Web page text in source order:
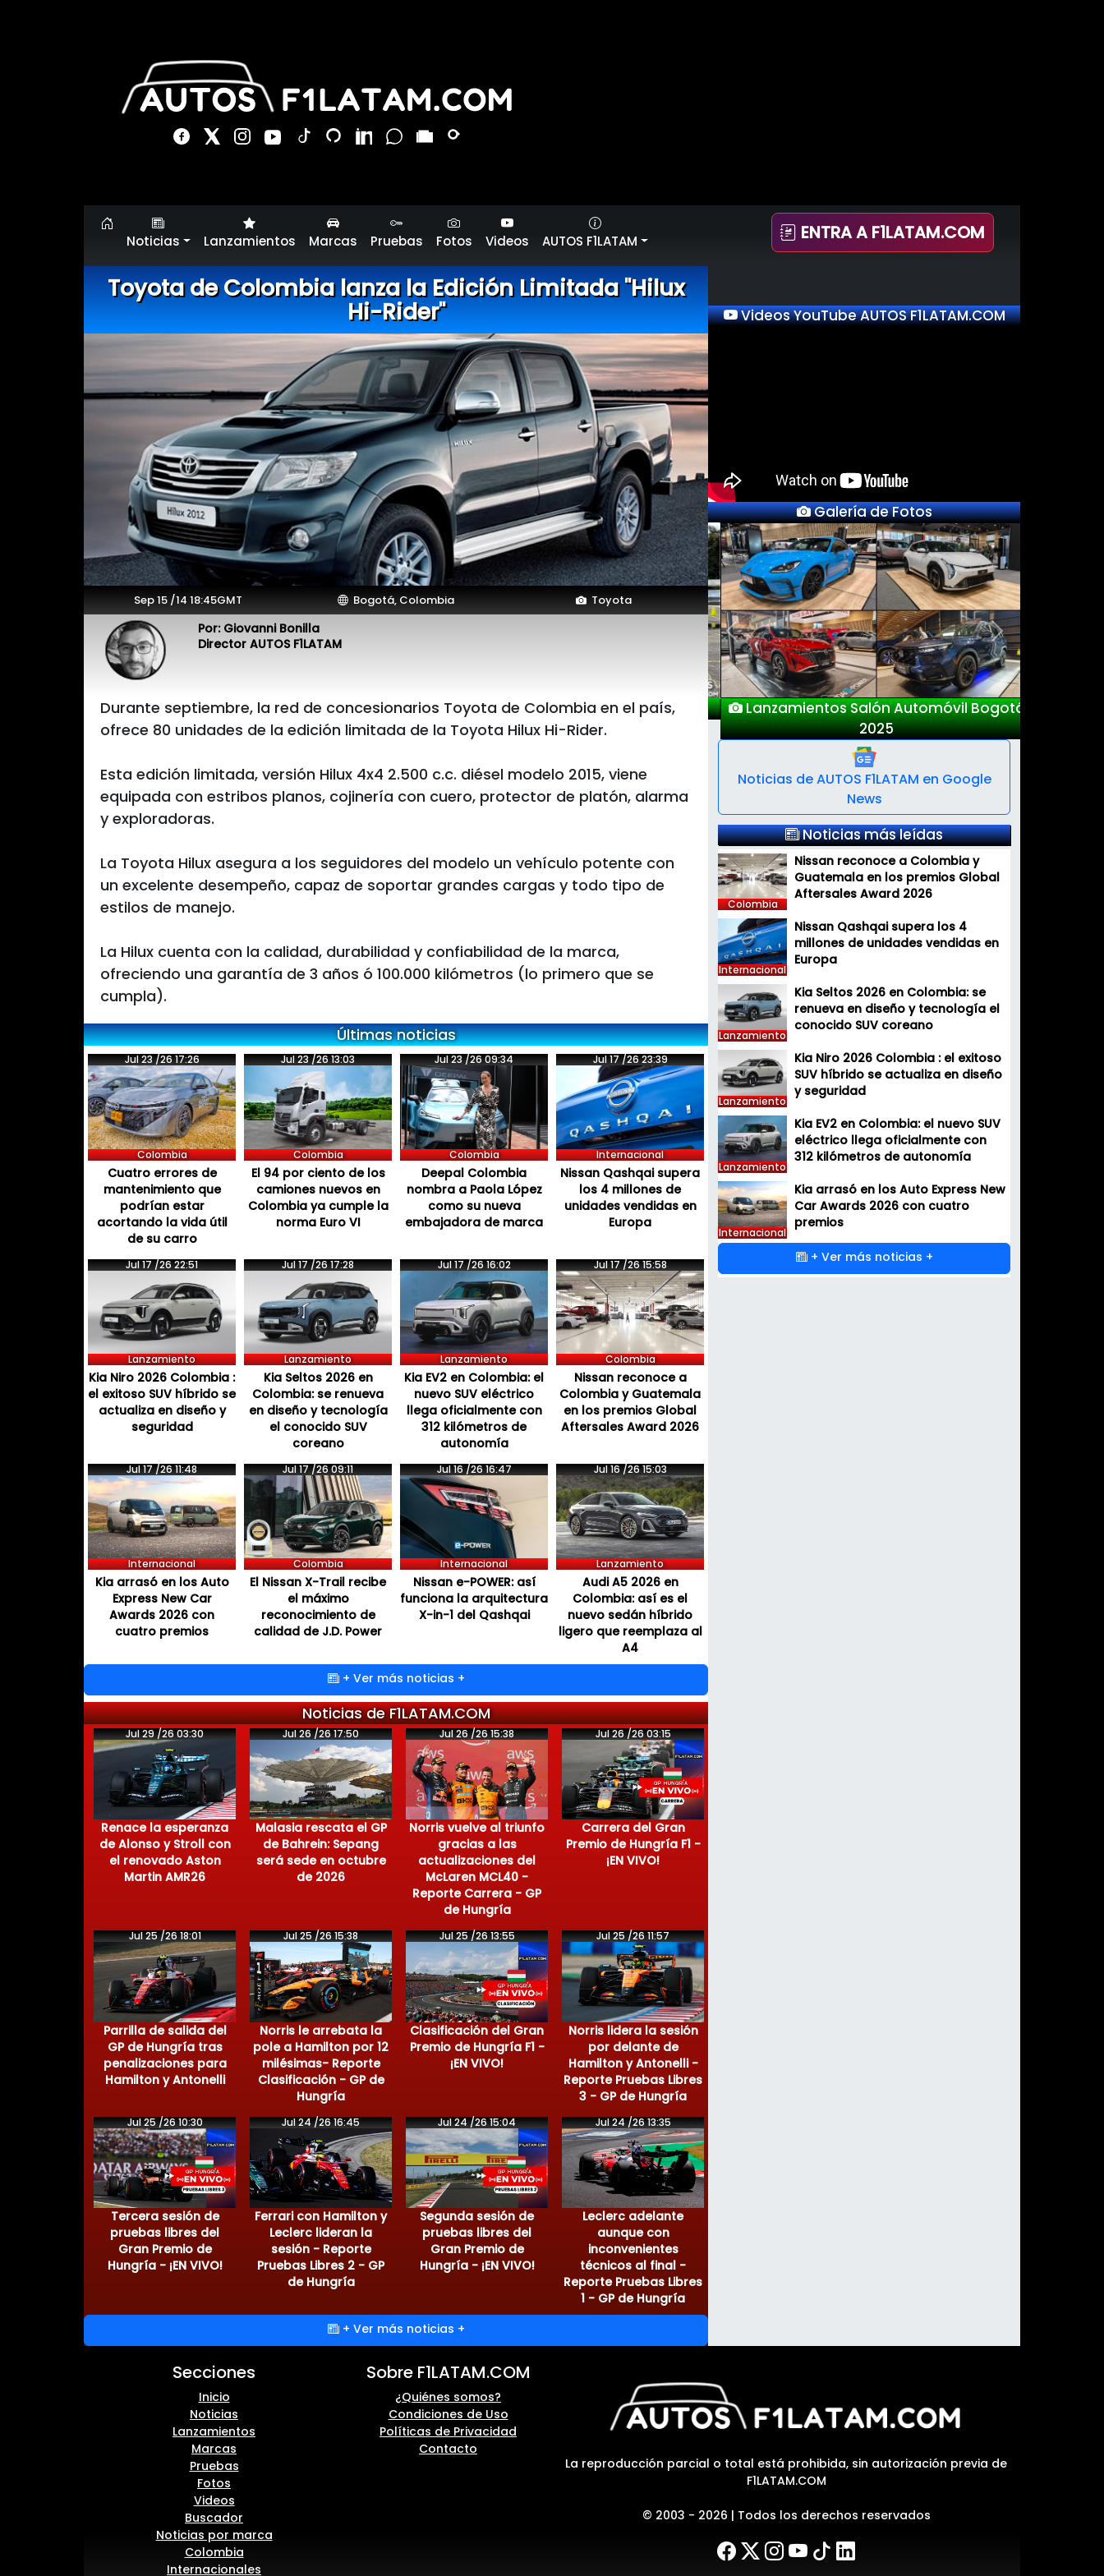
Noticias Lanzamientos Marcas Pruebas Fotos Videos AUTOS F1LATAM ENTRA A F1LATAM.COM
Toyota de Colombia lanza la Edición Limitada "Hilux
Hi-Rider"
Sep 15 /14 18:45GMT Bogotá, Colombia Toyota
Por: Giovanni Bonilla
Director AUTOS F1LATAM
Durante septiembre, la red de concesionarios Toyota de Colombia en el país,
ofrece 80 unidades de la edición limitada de la Toyota Hilux Hi-Rider.
Esta edición limitada, versión Hilux 4x4 2.500 c.c. diésel modelo 2015, viene
equipada con estribos planos, cojinería con cuero, protector de platón, alarma
y exploradoras.
La Toyota Hilux asegura a los seguidores del modelo un vehículo potente con
un excelente desempeño, capaz de soportar grandes cargas y todo tipo de
estilos de manejo.
La Hilux cuenta con la calidad, durabilidad y confiabilidad de la marca,
ofreciendo una garantía de 3 años ó 100.000 kilómetros (lo primero que se
cumpla).
Últimas noticias
Jul 23 /26 17:26
Colombia
Cuatro errores de
mantenimiento que
podrían estar
acortando la vida útil
de su carro
Jul 23 /26 13:03
Colombia
El 94 por ciento de los
camiones nuevos en
Colombia ya cumple la
norma Euro VI
Jul 23 /26 09:34
Colombia
Deepal Colombia
nombra a Paola López
como su nueva
embajadora de marca
Jul 17 /26 23:39
Internacional
Nissan Qashqai supera
los 4 millones de
unidades vendidas en
Europa
Jul 17 /26 22:51
Lanzamiento
Kia Niro 2026 Colombia :
el exitoso SUV híbrido se
actualiza en diseño y
seguridad
Jul 17 /26 17:28
Lanzamiento
Kia Seltos 2026 en
Colombia: se renueva
en diseño y tecnología
el conocido SUV
coreano
Jul 17 /26 16:02
Lanzamiento
Kia EV2 en Colombia: el
nuevo SUV eléctrico
llega oficialmente con
312 kilómetros de
autonomía
Jul 17 /26 15:58
Colombia
Nissan reconoce a
Colombia y Guatemala
en los premios Global
Aftersales Award 2026
Jul 17 /26 11:48
Internacional
Kia arrasó en los Auto
Express New Car
Awards 2026 con
cuatro premios
Jul 17 /26 09:11
Colombia
El Nissan X-Trail recibe
el máximo
reconocimiento de
calidad de J.D. Power
Jul 16 /26 16:47
Internacional
Nissan e-POWER: así
funciona la arquitectura
X-in-1 del Qashqai
Jul 16 /26 15:03
Lanzamiento
Audi A5 2026 en
Colombia: así es el
nuevo sedán híbrido
ligero que reemplaza al
A4
+ Ver más noticias +
Videos YouTube AUTOS F1LATAM.COM
Galería de Fotos
Lanzamientos Salón Automóvil Bogotá
2025
Previous Next
Noticias de AUTOS F1LATAM en Google
News
Noticias más leídas
Colombia
Nissan reconoce a Colombia y
Guatemala en los premios Global
Aftersales Award 2026
Internacional
Nissan Qashqai supera los 4
millones de unidades vendidas en
Europa
Lanzamiento
Kia Seltos 2026 en Colombia: se
renueva en diseño y tecnología el
conocido SUV coreano
Lanzamiento
Kia Niro 2026 Colombia : el exitoso
SUV híbrido se actualiza en diseño
y seguridad
Lanzamiento
Kia EV2 en Colombia: el nuevo SUV
eléctrico llega oficialmente con
312 kilómetros de autonomía
Internacional
Kia arrasó en los Auto Express New
Car Awards 2026 con cuatro
premios
+ Ver más noticias +
Noticias de F1LATAM.COM
Jul 29 /26 03:30
Renace la esperanza
de Alonso y Stroll con
el renovado Aston
Martin AMR26
Jul 26 /26 17:50
Malasia rescata el GP
de Bahrein: Sepang
será sede en octubre
de 2026
Jul 26 /26 15:38
Norris vuelve al triunfo
gracias a las
actualizaciones del
McLaren MCL40 -
Reporte Carrera - GP
de Hungría
Jul 26 /26 03:15
Carrera del Gran
Premio de Hungría F1 -
¡EN VIVO!
Jul 25 /26 18:01
Parrilla de salida del
GP de Hungría tras
penalizaciones para
Hamilton y Antonelli
Jul 25 /26 15:38
Norris le arrebata la
pole a Hamilton por 12
milésimas- Reporte
Clasificación - GP de
Hungría
Jul 25 /26 13:55
Clasificación del Gran
Premio de Hungría F1 -
¡EN VIVO!
Jul 25 /26 11:57
Norris lidera la sesión
por delante de
Hamilton y Antonelli -
Reporte Pruebas Libres
3 - GP de Hungría
Jul 25 /26 10:30
Tercera sesión de
pruebas libres del
Gran Premio de
Hungría - ¡EN VIVO!
Jul 24 /26 16:45
Ferrari con Hamilton y
Leclerc lideran la
sesión - Reporte
Pruebas Libres 2 - GP
de Hungría
Jul 24 /26 15:04
Segunda sesión de
pruebas libres del
Gran Premio de
Hungría - ¡EN VIVO!
Jul 24 /26 13:35
Leclerc adelante
aunque con
inconvenientes
técnicos al final -
Reporte Pruebas Libres
1 - GP de Hungría
+ Ver más noticias +
Secciones
Inicio
Noticias
Lanzamientos
Marcas
Pruebas
Fotos
Videos
Buscador
Noticias por marca
Colombia
Internacionales
Sobre F1LATAM.COM
¿Quiénes somos?
Condiciones de Uso
Políticas de Privacidad
Contacto
La reproducción parcial o total está prohibida, sin autorización previa de
F1LATAM.COM
© 2003 - 2026 | Todos los derechos reservados